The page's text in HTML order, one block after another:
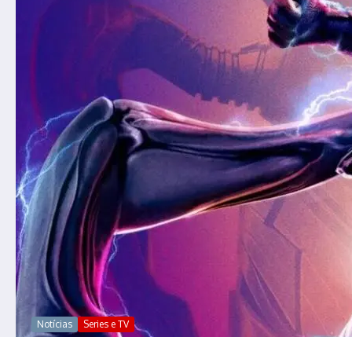
Notícias Series e TV